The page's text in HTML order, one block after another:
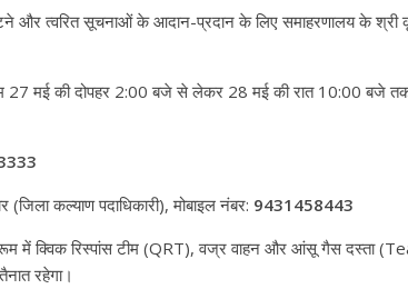
और त्वरित सूचनाओं के आदान-प्रदान के लिए समाहरणालय के श्री
मई की दोपहर 2:00 बजे से लेकर 28 मई की रात 10:00 बजे तक
कल्याण पदाधिकारी), मोबाइल नंबर: 9431458443
में क्विक रिस्पांस टीम (QRT), वज्र वाहन और आंसू गैस दस्ता
रहेगा।
All Rights News Bareilly
Uttar
समाजवादी पार्टी ने किया महंगाई के